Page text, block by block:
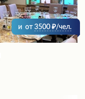
и от 3500 /чел.